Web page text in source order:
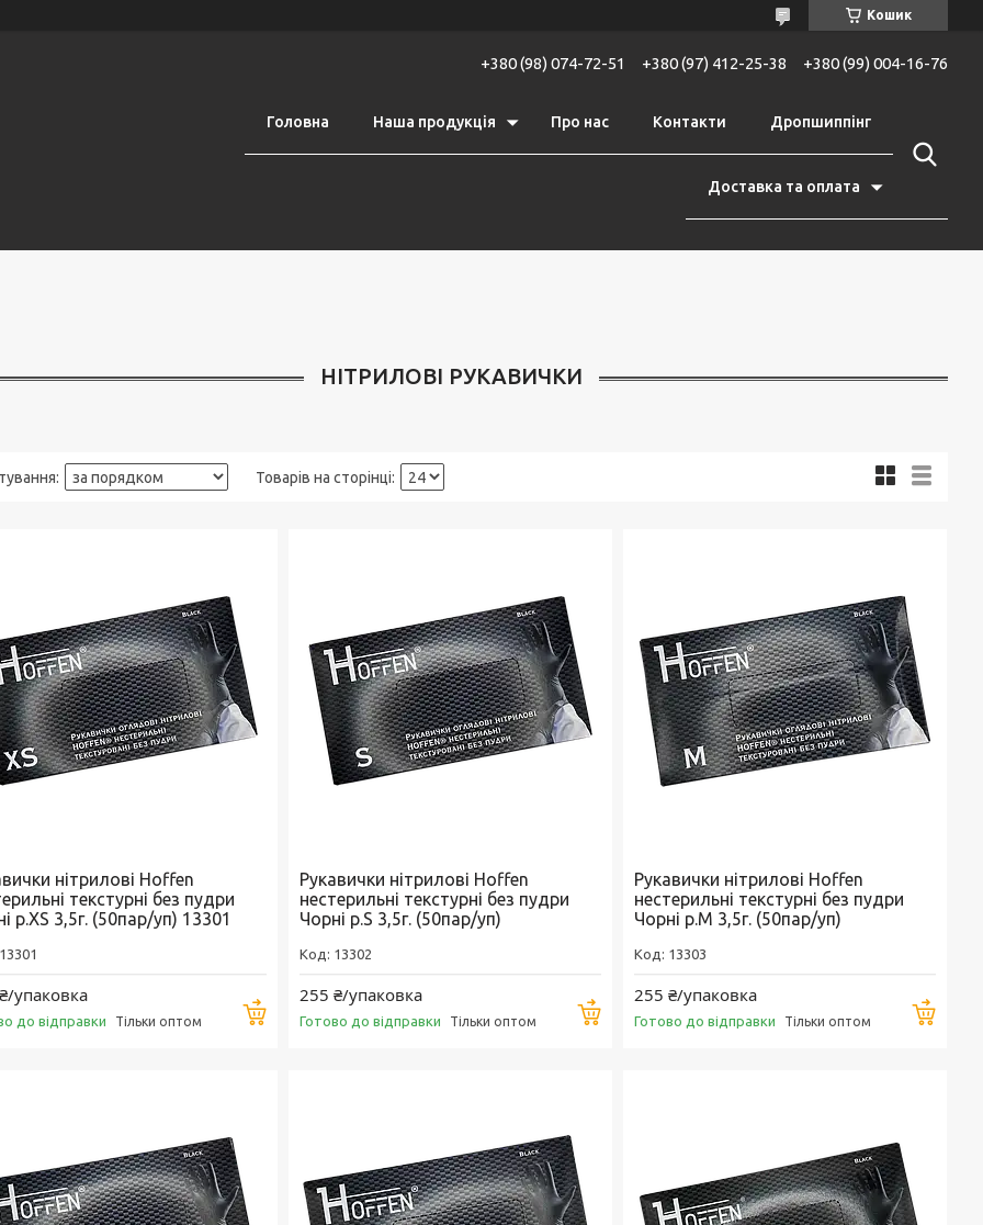
Кошик
+380 (98) 074-72-51 +380 (97) 412-25-38 +380 (99) 004-16-76
Головна Наша продукція Про нас Контакти Дропшиппінг
Доставка та оплата
НІТРИЛОВІ РУКАВИЧКИ
нітрилові Hoffen
текстурні без пудри
р.XS 3,5г. (50пар/уп) 13301
13301
упаковка
до відправки Тільки оптом Купити
Рукавички нітрилові Hoffen
нестерильні текстурні без пудри
Чорні р.S 3,5г. (50пар/уп)
13302
255 ₴/упаковка
Готово до відправки Тільки оптом Купити
Рукавички нітрилові Hoffen
нестерильні текстурні без пудри
Чорні р.М 3,5г. (50пар/уп)
13303
255 ₴/упаковка
Готово до відправки Тільки оптом